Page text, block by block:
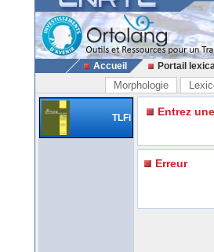
Accueil Portail
Morphologie
TLFi Entrez
Erreur